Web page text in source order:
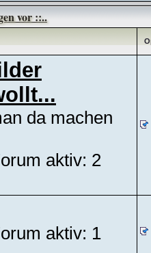
vor ::..
da machen
aktiv: 2
aktiv: 1